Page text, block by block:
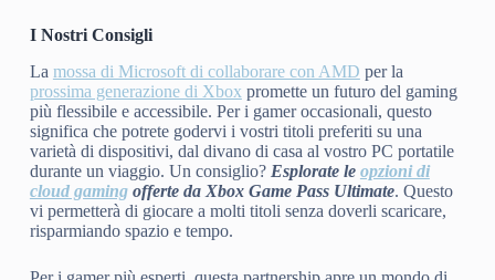
I Nostri Consigli
La mossa di Microsoft di collaborare con AMD per la
prossima generazione di Xbox promette un futuro del gaming
più flessibile e accessibile. Per i gamer occasionali, questo
significa che potrete godervi i vostri titoli preferiti su una
varietà di dispositivi, dal divano di casa al vostro PC portatile
durante un viaggio. Un consiglio? Esplorate le opzioni di
cloud gamingofferte da Xbox Game Pass Ultimate. Questo
vi permetterà di giocare a molti titoli senza doverli scaricare,
risparmiando spazio e tempo.